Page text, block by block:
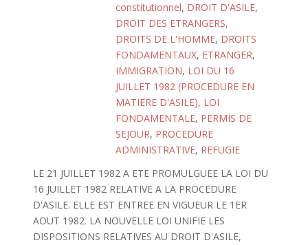
constitutionnel, DROIT D'ASILE,
DROIT DES ETRANGERS,
DROITS DE L'HOMME, DROITS
FONDAMENTAUX, ETRANGER,
IMMIGRATION, LOI DU 16
JUILLET 1982 (PROCEDURE EN
MATIERE D'ASILE), LOI
FONDAMENTALE, PERMIS DE
SEJOUR, PROCEDURE
ADMINISTRATIVE, REFUGIE
LE 21 JUILLET 1982 A ETE PROMULGUEE LA LOI DU
16 JUILLET 1982 RELATIVE A LA PROCEDURE
D'ASILE. ELLE EST ENTREE EN VIGUEUR LE 1ER
AOUT 1982. LA NOUVELLE LOI UNIFIE LES
DISPOSITIONS RELATIVES AU DROIT D'ASILE,